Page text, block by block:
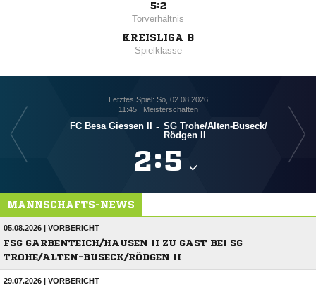
5:2
Torverhältnis
KREISLIGA B
Spielklasse
Letztes Spiel: So, 02.08.2026
11:45 | Meisterschaften
FC Besa Giessen II - SG Trohe/​Alten-Buseck/​
Rödgen II
:
MANNSCHAFTS-NEWS
05.08.2026 | VORBERICHT
FSG GARBENTEICH/HAUSEN II ZU GAST BEI SG
TROHE/ALTEN-BUSECK/RÖDGEN II
29.07.2026 | VORBERICHT